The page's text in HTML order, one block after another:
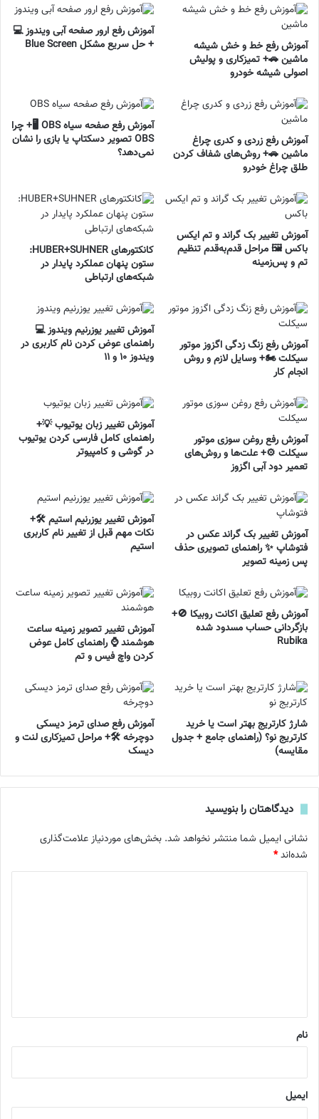
آموزش رفع خط و خش شیشه
ماشین 🚗+ تمیزکاری و پولیش
اصولی شیشه خودرو
آموزش رفع ارور صفحه آبی ویندوز 💻
+ حل سریع مشکل Blue Screen
آموزش رفع زردی و کدری چراغ
ماشین 🚗+ روش‌های شفاف کردن
طلق چراغ خودرو
آموزش رفع صفحه سیاه OBS 🖥️+ چرا
OBS تصویر دسکتاپ یا بازی را نشان
نمی‌دهد؟
آموزش تغییر بک گراند و تم ایکس
باکس 🖼️ مراحل قدم‌به‌قدم تنظیم
تم و پس‌زمینه
کانکتورهای HUBER+SUHNER:
ستون پنهان عملکرد پایدار در
شبکه‌های ارتباطی
آموزش رفع زنگ زدگی اگزوز موتور
سیکلت 🏍️+ وسایل لازم و روش
انجام کار
آموزش تغییر یوزرنیم ویندوز 💻
راهنمای عوض کردن نام کاربری در
ویندوز ۱۰ و ۱۱
آموزش رفع روغن سوزی موتور
سیکلت ⚙️+ علت‌ها و روش‌های
تعمیر دود آبی اگزوز
آموزش تغییر زبان یوتیوب 💡+
راهنمای کامل فارسی کردن یوتیوب
در گوشی و کامپیوتر
آموزش تغییر بک گراند عکس در
فتوشاپ ✨ راهنمای تصویری حذف
پس زمینه تصویر
آموزش تغییر یوزرنیم استیم 🛠️+
نکات مهم قبل از تغییر نام کاربری
استیم
آموزش رفع تعلیق اکانت روبیکا 🚫+
بازگردانی حساب مسدود شده
Rubika
آموزش تغییر تصویر زمینه ساعت
هوشمند ⌚ راهنمای کامل عوض
کردن واچ فیس و تم
شارژ کارتریج بهتر است یا خرید
کارتریج نو؟ (راهنمای جامع + جدول
مقایسه)
آموزش رفع صدای ترمز دیسکی
دوچرخه 🛠️+ مراحل تمیزکاری لنت و
دیسک
دیدگاهتان را بنویسید
نشانی ایمیل شما منتشر نخواهد شد. بخش‌های موردنیاز علامت‌گذاری
شده‌اند*
نام
ایمیل